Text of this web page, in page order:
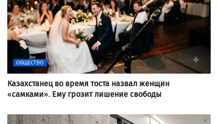
ОБЩЕСТВО
Казахстанец во время тоста назвал женщин
«самками». Ему грозит лишение свободы